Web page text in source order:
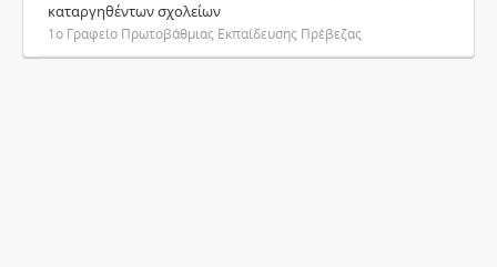
καταργηθέντων σχολείων
1ο Γραφείο Πρωτοβάθμιας Εκπαίδευσης Πρέβεζας